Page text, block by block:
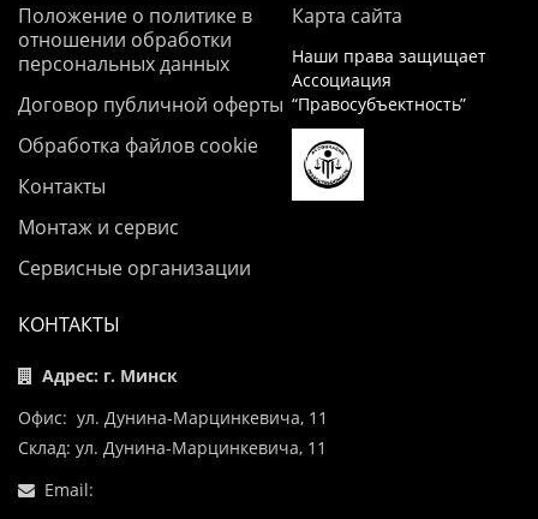
Положение о политике в
отношении обработки
персональных данных
Договор публичной оферты
Обработка файлов cookie
Контакты
Монтаж и сервис
Сервисные организации
Карта сайта
Наши права защищает
Ассоциация
“Правосубъектность”
КОНТАКТЫ
Адрес: г. Минск
Офис: ул. Дунина-Марцинкевича, 11
Склад: ул. Дунина-Марцинкевича, 11
Email: